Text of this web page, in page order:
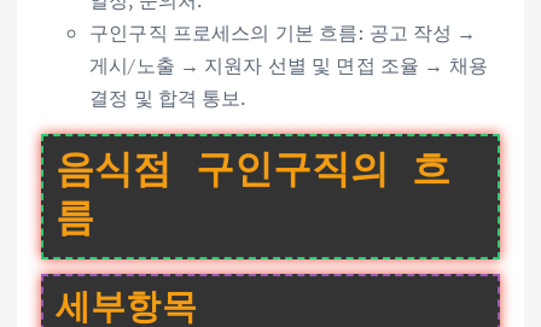
구인구직 프로세스의 기본 흐름: 공고 작성 →
게시/노출 → 지원자 선별 및 면접 조율 → 채용
결정 및 합격 통보.
음식점 구인구직의 흐
름
세부항목